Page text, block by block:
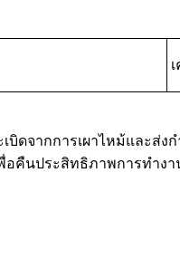
จากการเผาไหม้และส่
นประสิทธิภาพการทำงา